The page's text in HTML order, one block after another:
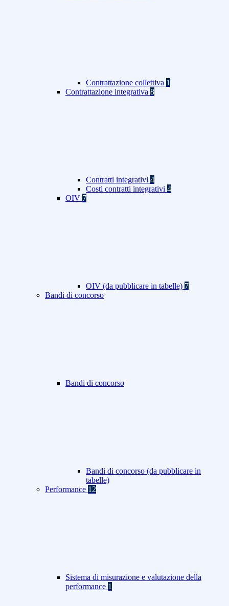
Contrattazione collettiva 1
Contrattazione integrativa 8
Contratti integrativi 4
Costi contratti integrativi 4
OIV 7
OIV (da pubblicare in tabelle) 7
Bandi di concorso
Bandi di concorso
Bandi di concorso (da pubblicare in
tabelle)
Performance 12
Sistema di misurazione e valutazione della
performance 1